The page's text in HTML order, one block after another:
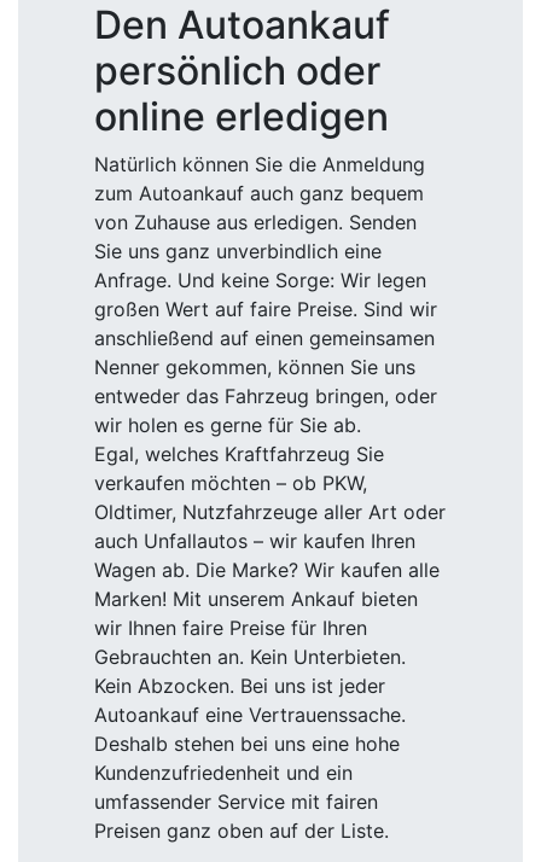
Den Autoankauf
persönlich oder
online erledigen
Natürlich können Sie die Anmeldung
zum Autoankauf auch ganz bequem
von Zuhause aus erledigen. Senden
Sie uns ganz unverbindlich eine
Anfrage. Und keine Sorge: Wir legen
großen Wert auf faire Preise. Sind wir
anschließend auf einen gemeinsamen
Nenner gekommen, können Sie uns
entweder das Fahrzeug bringen, oder
wir holen es gerne für Sie ab.
Egal, welches Kraftfahrzeug Sie
verkaufen möchten – ob PKW,
Oldtimer, Nutzfahrzeuge aller Art oder
auch Unfallautos – wir kaufen Ihren
Wagen ab. Die Marke? Wir kaufen alle
Marken! Mit unserem Ankauf bieten
wir Ihnen faire Preise für Ihren
Gebrauchten an. Kein Unterbieten.
Kein Abzocken. Bei uns ist jeder
Autoankauf eine Vertrauenssache.
Deshalb stehen bei uns eine hohe
Kundenzufriedenheit und ein
umfassender Service mit fairen
Preisen ganz oben auf der Liste.